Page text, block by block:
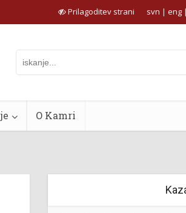
Prilagoditev strani svn | eng |
O Kamri